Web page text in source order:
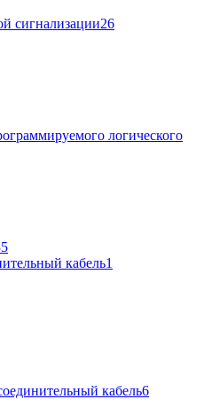
сигнализации26
логического
кабель1
кабель6